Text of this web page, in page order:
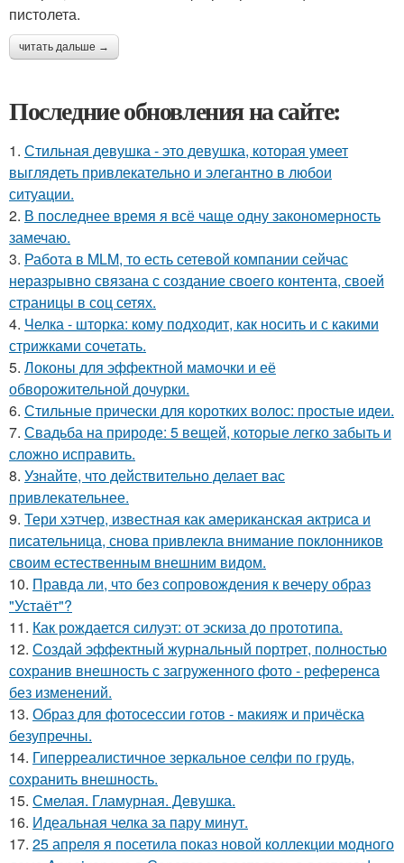
пистолета.
читать дальше →
Последние обновления на сайте:
1. Стильная девушка - это девушка, которая умеет
выглядеть привлекательно и элегантно в любои
ситуации.
2. В последнее время я всё чаще одну закономерность
замечаю.
3. Работа в MLM, то есть сетевой компании сейчас
неразрывно связана с создание своего контента, своей
страницы в соц сетях.
4. Челка - шторка: кому подходит, как носить и с какими
стрижками сочетать.
5. Локоны для эффектной мамочки и её
обворожительной дочурки.
6. Стильные прически для коротких волос: простые идеи.
7. Свадьба на природе: 5 вещей, которые легко забыть и
сложно исправить.
8. Узнайте, что действительно делает вас
привлекательнее.
9. Тери хэтчер, известная как американская актриса и
писательница, снова привлекла внимание поклонников
своим естественным внешним видом.
10. Правда ли, что без сопровождения к вечеру образ
"Устаёт"?
11. Как рождается силуэт: от эскиза до прототипа.
12. Создай эффектный журнальный портрет, полностью
сохранив внешность с загруженного фото - референса
без изменений.
13. Образ для фотосессии готов - макияж и причёска
безупречны.
14. Гиперреалистичное зеркальное селфи по грудь,
сохранить внешность.
15. Смелая. Гламурная. Девушка.
16. Идеальная челка за пару минут.
17. 25 апреля я посетила показ новой коллекции модного